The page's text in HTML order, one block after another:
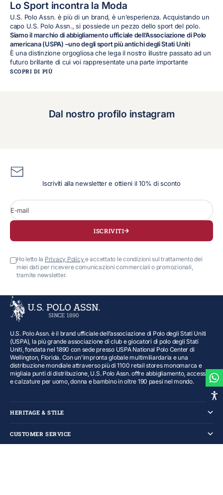
Lo Sport incontra la Moda
U.S. Polo Assn. è più di un brand, è un’esperienza. Acquistando un
capo U.S. Polo Assn., si possiede un pezzo dello sport del polo.
Siamo il marchio di abbigliamento ufficiale dell’Associazione di Polo
americana (USPA) –uno degli sport più antichi degli Stati Uniti
È una distinzione orgogliosa che lega il nostro illustre passato ad un
futuro brillante di cui voi rappresentate una parte importante
SCOPRI DI PIÙ
Dal nostro profilo instagram
Iscriviti alla newsletter e ottieni il 10% di sconto
E-mail
ISCRIVITI
Ho letto la Privacy Policye accettato le condizioni sul trattamento dei
miei dati per ricevere comunicazioni commerciali o promozionali,
tramite newsletter.
U.S. Polo Assn. è il brand ufficiale dell’associazione di Polo degli Stati Uniti
(USPA), la più grande associazione di club e giocatori di polo degli Stati
Uniti, fondata nel 1890 con sede presso USPA National Polo Center di
Wellington, Florida. Con un'impronta globale multimiliardaria e una
distribuzione mondiale attraverso più di 1100 retail stores monomarca e
migliaia punti di distribuzione, U.S. Polo Assn. offre abbigliamento, accessori
e calzature per uomo, donna e bambino in oltre 190 paesi nel mondo.
HERITAGE & STILE
CUSTOMER SERVICE